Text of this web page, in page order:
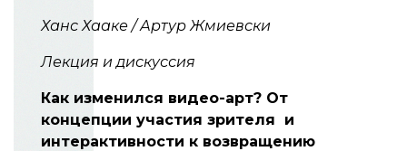
Ханс Хааке / Артур Жмиевски
Лекция и дискуссия
Как изменился видео-арт? От
концепции участия зрителя и
интерактивности к возвращению